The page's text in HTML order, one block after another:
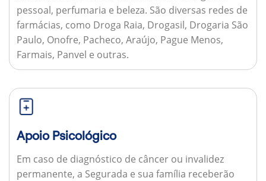
pessoal, perfumaria e beleza. São diversas redes de
farmácias, como Droga Raia, Drogasil, Drogaria São
Paulo, Onofre, Pacheco, Araújo, Pague Menos,
Farmais, Panvel e outras.
Apoio Psicológico
Em caso de diagnóstico de câncer ou invalidez
permanente, a Segurada e sua família receberão